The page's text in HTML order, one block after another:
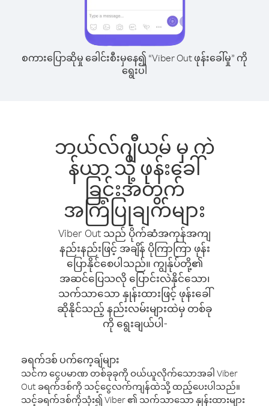
စကားပြောဆိုမှု ခေါင်းစီးမှနေ၍ “Viber Out ဖုန်းခေါ်မှု” ကို
ရွေးပါ
ဘယ်လ်ဂျီယမ် မှ ကဲ
န်ယာ သို့ ဖုန်းခေါ်
ခြင်းအတွက်
အကြံပြုချက်များ
Viber Out သည် ပိုက်ဆံအကုန်အကျ
နည်းနည်းဖြင့် အချိန် ပိုကြာကြာ ဖုန်း
ပြောနိုင်စေပါသည်။ ကျွန်ုပ်တို့၏
အဆင်ပြေသလို ပြောင်းလဲနိုင်သော၊
သက်သာသော နှုန်းထားဖြင့် ဖုန်းခေါ်
ဆိုနိုင်သည့် နည်းလမ်းများထဲမှ တစ်ခု
ကို ရွေးချယ်ပါ-
ခရက်ဒစ် ပက်ကေ့ချ်များ
သင်က ငွေပမာဏ တစ်ခုခုကို ဝယ်ယူလိုက်သောအခါ Viber
Out ခရက်ဒစ်ကို သင့်ငွေလက်ကျန်ထဲသို့ ထည့်ပေးပါသည်။
သင့်ခရက်ဒစ်ကိုသုံး၍ Viber ၏ သက်သာသော နှုန်းထားများ